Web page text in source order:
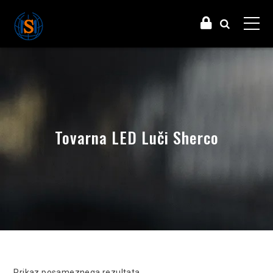
Tovarna LED Luči Sherco